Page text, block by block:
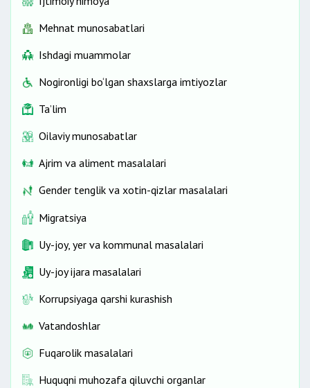
Mehnat munosabatlari
Ishdagi muammolar
Nogironligi bo‘lgan shaxslarga imtiyozlar
Ta’lim
Oilaviy munosabatlar
Ajrim va aliment masalalari
Gender tenglik va xotin-qizlar masalalari
Migratsiya
Uy-joy, yer va kommunal masalalari
Uy-joy ijara masalalari
Korrupsiyaga qarshi kurashish
Vatandoshlar
Fuqarolik masalalari
Huquqni muhozafa qiluvchi organlar